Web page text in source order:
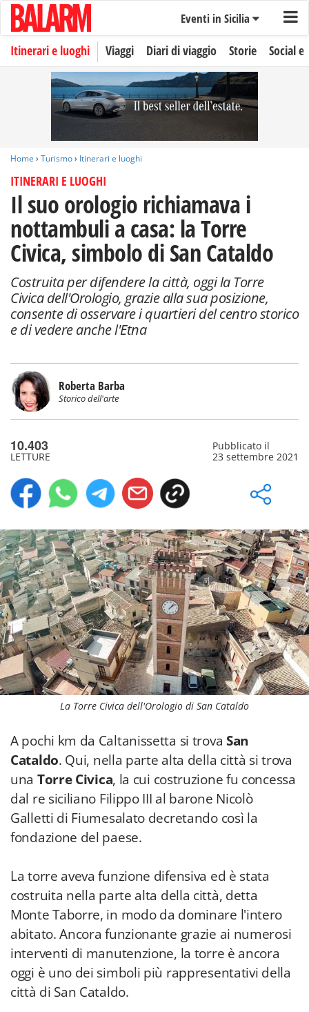
Eventi in Sicilia
Itinerari e luoghi Viaggi Diari di viaggio Storie Social
Home › Turismo› Itinerari e luoghi
ITINERARI E LUOGHI
Il suo orologio richiamava i
nottambuli a casa: la Torre
Civica, simbolo di San Cataldo
Costruita per difendere la città, oggi la Torre
Civica dell'Orologio, grazie alla sua posizione,
consente di osservare i quartieri del centro storico
e di vedere anche l'Etna
Roberta Barba
Storico dell'arte
10.403
LETTURE
Pubblicato il
23 settembre 2021
La Torre Civica dell'Orologio di San Cataldo
A pochi km da Caltanissetta si trova San
Cataldo. Qui, nella parte alta della città si trova
una Torre Civica, la cui costruzione fu concessa
dal re siciliano Filippo III al barone Nicolò
Galletti di Fiumesalato decretando così la
fondazione del paese.
La torre aveva funzione difensiva ed è stata
costruita nella parte alta della città, detta
Monte Taborre, in modo da dominare l'intero
abitato. Ancora funzionante grazie ai numerosi
interventi di manutenzione, la torre è ancora
oggi è uno dei simboli più rappresentativi della
città di San Cataldo.